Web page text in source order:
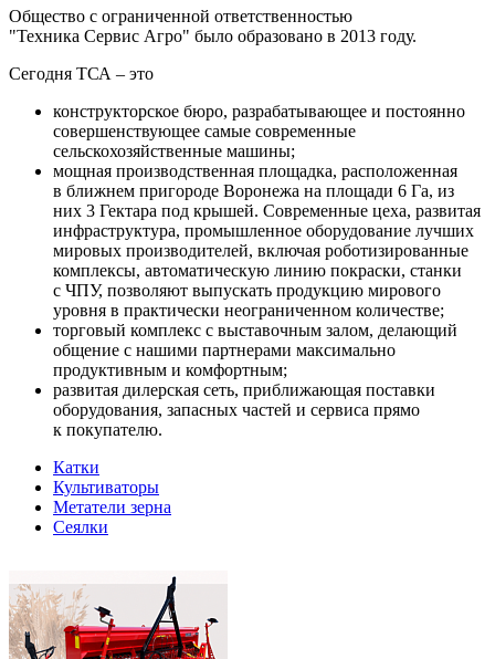
Общество с ограниченной ответственностью
"Техника Сервис Агро" было образовано в 2013 году.
Сегодня ТСА – это
конструкторское бюро, разрабатывающее и постоянно
совершенствующее самые современные
сельскохозяйственные машины;
мощная производственная площадка, расположенная
в ближнем пригороде Воронежа на площади 6 Га, из
них 3 Гектара под крышей. Современные цеха, развитая
инфраструктура, промышленное оборудование лучших
мировых производителей, включая роботизированные
комплексы, автоматическую линию покраски, станки
с ЧПУ, позволяют выпускать продукцию мирового
уровня в практически неограниченном количестве;
торговый комплекс с выставочным залом, делающий
общение с нашими партнерами максимально
продуктивным и комфортным;
развитая дилерская сеть, приближающая поставки
оборудования, запасных частей и сервиса прямо
к покупателю.
Катки
Культиваторы
Метатели зерна
Сеялки